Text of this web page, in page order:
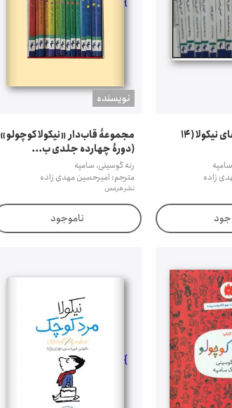
مجموعه ماجراهای نیکولا (14
زاده
نويسنده
مجموعۀ قاب‌دار «نیکولا کوچولو»
(دورۀ چهارده جلدی ب...
رنه گوسینی، سامپه
مترجم: امیرحسین مهدی زاده
نشر هرمس
ناموجود
}